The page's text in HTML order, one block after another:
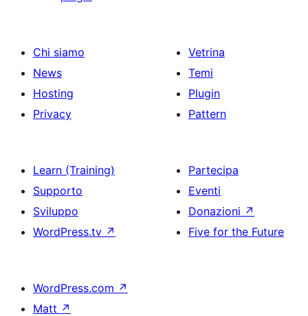
Chi siamo
News
Hosting
Privacy
Vetrina
Temi
Plugin
Pattern
Learn (Training)
Supporto
Sviluppo
WordPress.tv ↗
Partecipa
Eventi
Donazioni ↗
Five for the Future
WordPress.com ↗
Matt ↗